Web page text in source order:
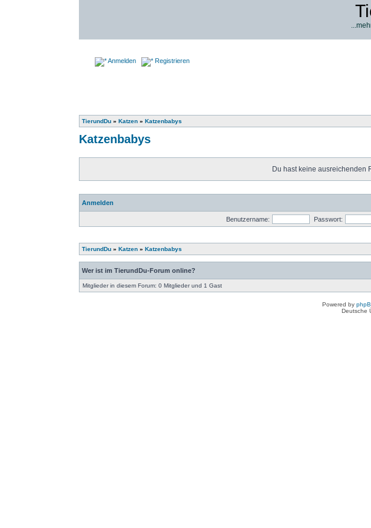
Anmelden Registrieren
TierundDu »Katzen »Katzenbabys
Katzenbabys
Du hast keine ausreichenden
Anmelden
Benutzername: Passwort:
TierundDu »Katzen »Katzenbabys
Wer ist im TierundDu-Forum online?
Mitglieder in diesem Forum: 0 Mitglieder und 1 Gast
Powered by
Deutsche